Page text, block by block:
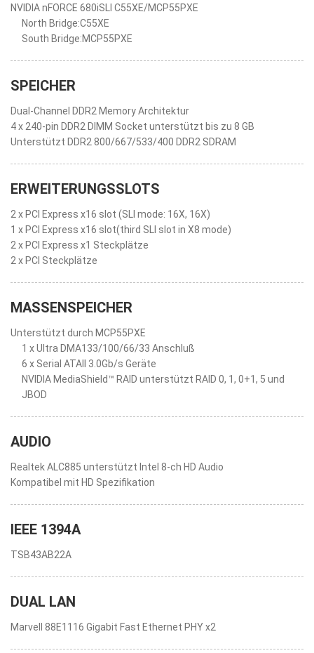
NVIDIA nFORCE 680iSLI C55XE/MCP55PXE
North Bridge:C55XE
South Bridge:MCP55PXE
SPEICHER
Dual-Channel DDR2 Memory Architektur
4 x 240-pin DDR2 DIMM Socket unterstützt bis zu 8 GB
Unterstützt DDR2 800/667/533/400 DDR2 SDRAM
ERWEITERUNGSSLOTS
2 x PCI Express x16 slot (SLI mode: 16X, 16X)
1 x PCI Express x16 slot(third SLI slot in X8 mode)
2 x PCI Express x1 Steckplätze
2 x PCI Steckplätze
MASSENSPEICHER
Unterstützt durch MCP55PXE
1 x Ultra DMA133/100/66/33 Anschluß
6 x Serial ATAII 3.0Gb/s Geräte
NVIDIA MediaShield™ RAID unterstützt RAID 0, 1, 0+1, 5 und
JBOD
AUDIO
Realtek ALC885 unterstützt Intel 8-ch HD Audio
Kompatibel mit HD Spezifikation
IEEE 1394A
TSB43AB22A
DUAL LAN
Marvell 88E1116 Gigabit Fast Ethernet PHY x2